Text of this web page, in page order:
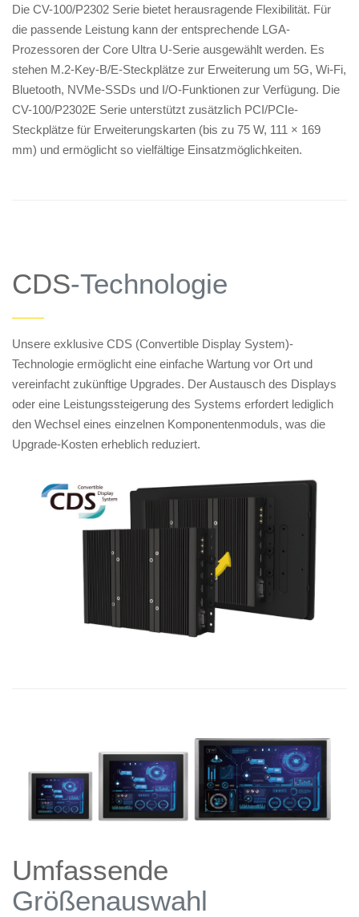
Die CV-100/P2302 Serie bietet herausragende Flexibilität. Für
die passende Leistung kann der entsprechende LGA-
Prozessoren der Core Ultra U-Serie ausgewählt werden. Es
stehen M.2-Key-B/E-Steckplätze zur Erweiterung um 5G, Wi-Fi,
Bluetooth, NVMe-SSDs und I/O-Funktionen zur Verfügung. Die
CV-100/P2302E Serie unterstützt zusätzlich PCI/PCIe-
Steckplätze für Erweiterungskarten (bis zu 75 W, 111 × 169
mm) und ermöglicht so vielfältige Einsatzmöglichkeiten.
CDS-Technologie
——
Unsere exklusive CDS (Convertible Display System)-
Technologie ermöglicht eine einfache Wartung vor Ort und
vereinfacht zukünftige Upgrades. Der Austausch des Displays
oder eine Leistungssteigerung des Systems erfordert lediglich
den Wechsel eines einzelnen Komponentenmoduls, was die
Upgrade-Kosten erheblich reduziert.
Umfassende
Größenauswahl